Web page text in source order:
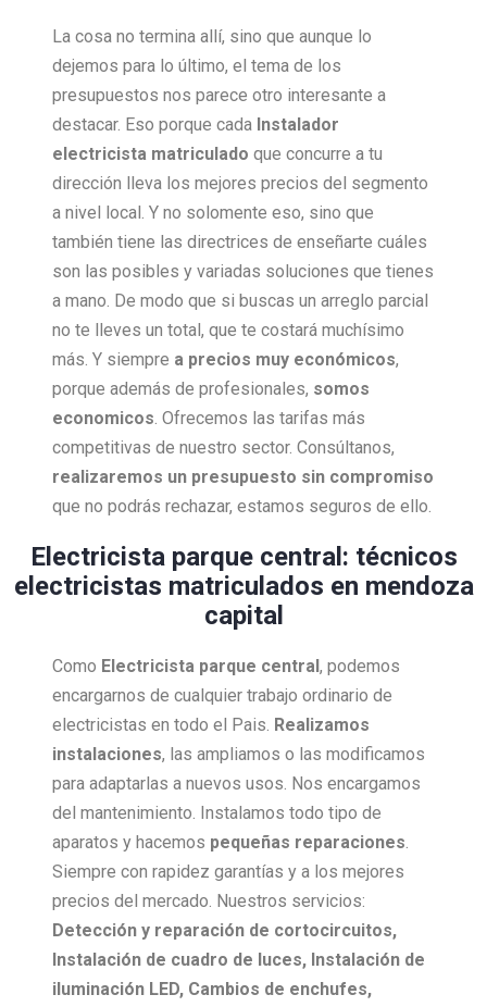
La cosa no termina allí, sino que aunque lo
dejemos para lo último, el tema de los
presupuestos nos parece otro interesante a
destacar. Eso porque cada Instalador
electricista matriculado que concurre a tu
dirección lleva los mejores precios del segmento
a nivel local. Y no solomente eso, sino que
también tiene las directrices de enseñarte cuáles
son las posibles y variadas soluciones que tienes
a mano. De modo que si buscas un arreglo parcial
no te lleves un total, que te costará muchísimo
más. Y siempre a precios muy económicos,
porque además de profesionales, somos
economicos . Ofrecemos las tarifas más
competitivas de nuestro sector. Consúltanos,
realizaremos un presupuesto sin compromiso
que no podrás rechazar, estamos seguros de ello.
Electricista parque central: técnicos
electricistas matriculados en mendoza
capital
Como Electricista parque central , podemos
encargarnos de cualquier trabajo ordinario de
electricistas en todo el Pais. Realizamos
instalaciones, las ampliamos o las modificamos
para adaptarlas a nuevos usos. Nos encargamos
del mantenimiento. Instalamos todo tipo de
aparatos y hacemos pequeñas reparaciones.
Siempre con rapidez garantías y a los mejores
precios del mercado. Nuestros servicios:
Detección y reparación de cortocircuitos,
Instalación de cuadro de luces, Instalación de
iluminación LED, Cambios de enchufes,